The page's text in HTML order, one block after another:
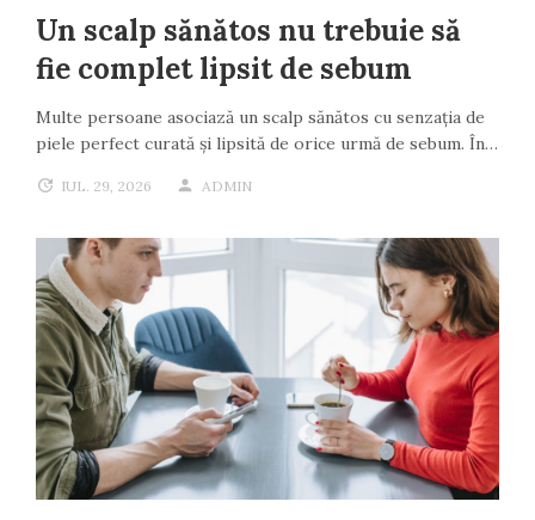
Un scalp sănătos nu trebuie să
fie complet lipsit de sebum
Multe persoane asociază un scalp sănătos cu senzația de
piele perfect curată și lipsită de orice urmă de sebum. În…
IUL. 29, 2026 ADMIN